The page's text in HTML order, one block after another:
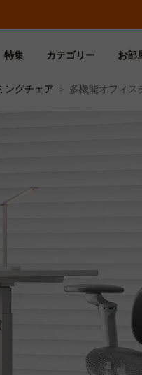
特集 カテゴリー お部
ングチェア 多機能オフィス